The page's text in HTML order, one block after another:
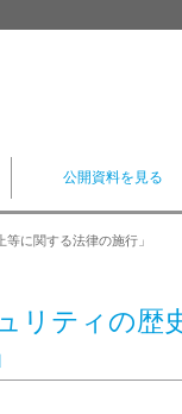
公開資料を見る
に関する法律の施行」
リティの歴